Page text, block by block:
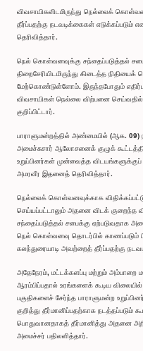
விவசாயிகளிடமிருந்து நெல்லைக்
தீர்ப்பதற்கு நடவடிக்கைகள்
தெரிவித்தார்.
நெல் கொள்வனவுக்கு சந்தைப்படுத்தல்
திறைசேரியிடமிருந்து கிடைத்த
மேற்கொண்டுள்ளோம். இருந்தபோதும்
விவசாயிகள் நெல்லை விற்பனை
குறிப்பிட்டார்.
பாராளுமன்றத்தில் அண்மையில் (ஆக.
அமைச்சுசார் ஆலோசனைக் குழுக்
உறுப்பினர்கள் முன்வைத்த
அமரவீர இதனைத் தெரிவித்தார்.
நெல்லைக் கொள்வனவுக்காக
செய்யப்பட்டாலும் அதனை விடக் குறைந்த
சந்தைப்படுத்தல் சபைக்கு ஏற்படுவதாக
நெல் கொள்வனவு தொடர்பில் காணப்படும்
கலந்துரையாடி அவற்றைத் தீர்ப்பதற்கு
அதேநேரம், மட்டக்களப்பு மற்றும் அம்பாறை
ஆரம்பிப்பதால் உரங்களைக் கூடிய
பகுதிகளைச் சேர்ந்த பாராளுமன்ற
குறித்து தீர்மானிப்பதற்காக
பொதுவானதாகத் தீர்மானித்து அதனை
அமைச்சர் பதிலளித்தார்.